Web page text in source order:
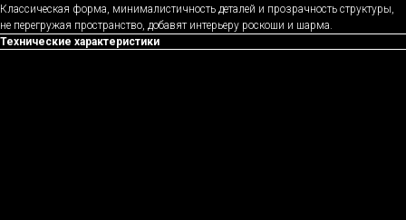
Классическая форма, минималистичность деталей и прозрачность структуры,
не перегружая пространство, добавят интерьеру роскоши и шарма.
Технические характеристики